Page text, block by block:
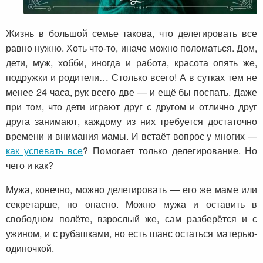
Жизнь в большой семье такова, что делегировать все
равно нужно. Хоть что-то, иначе можно поломаться. Дом,
дети, муж, хобби, иногда и работа, красота опять же,
подружки и родители… Столько всего! А в сутках тем не
менее 24 часа, рук всего две — и ещё бы поспать. Даже
при том, что дети играют друг с другом и отлично друг
друга занимают, каждому из них требуется достаточно
времени и внимания мамы. И встаёт вопрос у многих —
как успевать все? Помогает только делегирование. Но
чего и как?
Мужа, конечно, можно делегировать — его же маме или
секретарше, но опасно. Можно мужа и оставить в
свободном полёте, взрослый же, сам разберётся и с
ужином, и с рубашками, но есть шанс остаться матерью-
одиночкой.